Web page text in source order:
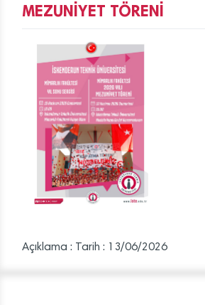
MEZUNİYET TÖRENİ
Açıklama : Tarih : 13/06/2026